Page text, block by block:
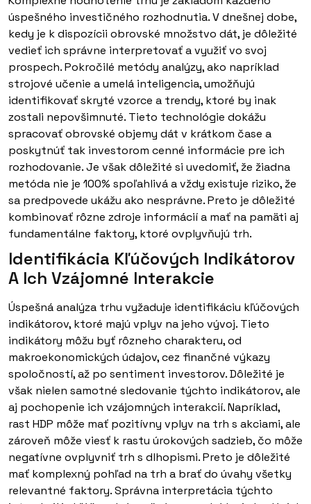
úspešného investičného rozhodnutia. V dnešnej dobe,
kedy je k dispozícii obrovské množstvo dát, je dôležité
vedieť ich správne interpretovať a využiť vo svoj
prospech. Pokročilé metódy analýzy, ako napríklad
strojové učenie a umelá inteligencia, umožňujú
identifikovať skryté vzorce a trendy, ktoré by inak
zostali nepovšimnuté. Tieto technológie dokážu
spracovať obrovské objemy dát v krátkom čase a
poskytnúť tak investorom cenné informácie pre ich
rozhodovanie. Je však dôležité si uvedomiť, že žiadna
metóda nie je 100% spoľahlivá a vždy existuje riziko, že
sa predpovede ukážu ako nesprávne. Preto je dôležité
kombinovať rôzne zdroje informácií a mať na pamäti aj
fundamentálne faktory, ktoré ovplyvňujú trh.
Identifikácia Kľúčových Indikátorov
A Ich Vzájomné Interakcie
Úspešná analýza trhu vyžaduje identifikáciu kľúčových
indikátorov, ktoré majú vplyv na jeho vývoj. Tieto
indikátory môžu byť rôzneho charakteru, od
makroekonomických údajov, cez finančné výkazy
spoločností, až po sentiment investorov. Dôležité je
však nielen samotné sledovanie týchto indikátorov, ale
aj pochopenie ich vzájomných interakcií. Napríklad,
rast HDP môže mať pozitívny vplyv na trh s akciami, ale
zároveň môže viesť k rastu úrokových sadzieb, čo môže
negatívne ovplyvniť trh s dlhopismi. Preto je dôležité
mať komplexný pohľad na trh a brať do úvahy všetky
relevantné faktory. Správna interpretácia týchto